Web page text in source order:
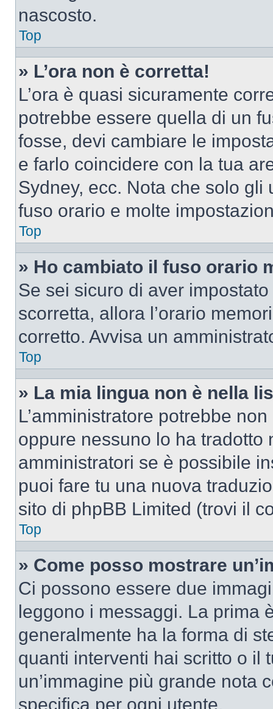
nascosto.
Top
» L’ora non è corretta!
L’ora è quasi sicuramente
potrebbe essere quella di un
fosse, devi cambiare le
e farlo coincidere con la tua
Sydney, ecc. Nota che solo
fuso orario e molte
Top
» Ho cambiato il fuso orario
Se sei sicuro di aver
scorretta, allora l’orario
corretto. Avvisa un
Top
» La mia lingua non è nella
L’amministratore potrebbe
oppure nessuno lo ha
amministratori se è possibile
puoi fare tu una nuova
sito di phpBB Limited (trovi il
Top
» Come posso mostrare
Ci possono essere due
leggono i messaggi. La prima
generalmente ha la forma di
quanti interventi hai scritto o il
un’immagine più grande nota
specifica per ogni utente.